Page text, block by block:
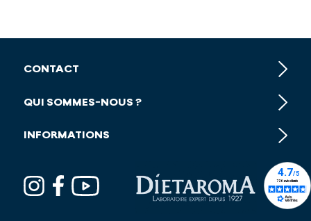
CONTACT
QUI SOMMES-NOUS ?
INFORMATIONS